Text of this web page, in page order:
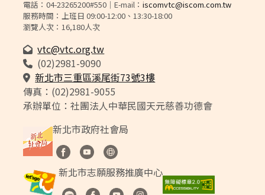
電話：04-23265200#550｜E-mail：iscomvtc@iscom.com.tw
服務時間：上班日 09:00-12:00、13:30-18:00
瀏覽人次：16,180人次
vtc@vtc.org.tw
(02)2981-9090
新北市三重區溪尾街73號3樓（另開新視窗）
傳真：(02)2981-9055
承辦單位：社團法人中華民國天元慈善功德會
新北市政府社會局
（另開新視窗）
（另開新視窗）
（另開新視窗）
新北市志願服務推廣中心
（另開新視窗）
（另開新視窗）
（另開新視窗）
（另開新視窗）